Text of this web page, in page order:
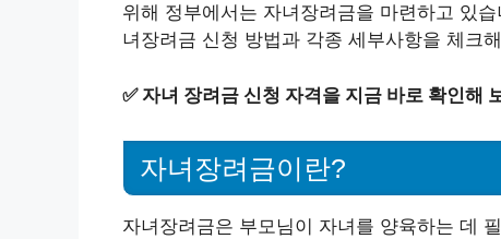
위해 정부에서는 자녀장려금을 마련하고 있
녀장려금 신청 방법과 각종 세부사항을 체크
✅ 자녀 장려금 신청 자격을 지금 바로 확인해
자녀장려금이란?
자녀장려금은 부모님이 자녀를 양육하는 데